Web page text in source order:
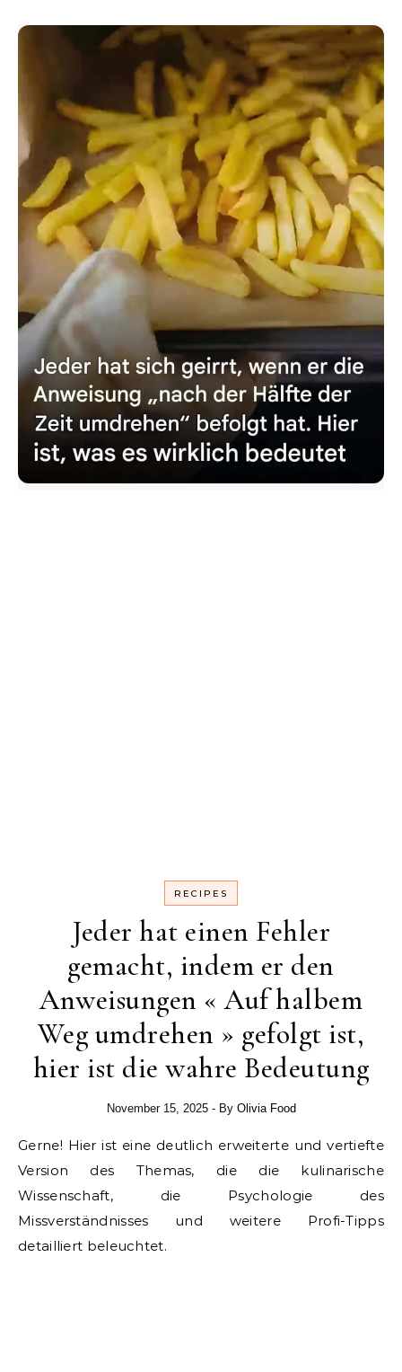
RECIPES
Jeder hat einen Fehler
gemacht, indem er den
Anweisungen « Auf halbem
Weg umdrehen » gefolgt ist,
hier ist die wahre Bedeutung
November 15, 2025 - By Olivia Food
Gerne! Hier ist eine deutlich erweiterte und vertiefte
Version des Themas, die die kulinarische
Wissenschaft, die Psychologie des
Missverständnisses und weitere Profi-Tipps
detailliert beleuchtet.